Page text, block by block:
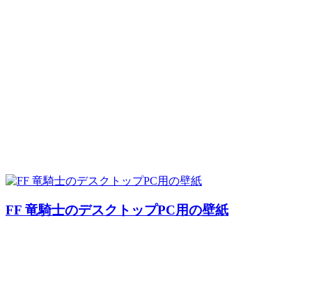
FF 竜騎士のデスクトップPC用の壁紙